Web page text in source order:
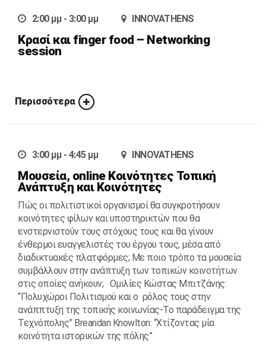
2:00 μμ - 3:00 μμ INNOVATHENS
Κρασί και finger food – Networking
session
Περισσότερα
3:00 μμ - 4:45 μμ INNOVATHENS
Μουσεία, online Κοινότητες Τοπική
Ανάπτυξη και Κοινότητες
Πώς οι πολιτιστικοί οργανισμοί θα συγκροτήσουν
κοινότητες φίλων και υποστηρικτών που θα
ενστερνιστούν τους στόχους τους και θα γίνουν
ένθερμοι ευαγγελιστές του έργου τους, μέσα από
διαδικτυακές πλατφόρμες; Με ποιο τρόπο τα μουσεία
συμβάλλουν στην ανάπτυξη των τοπικών κοινοτήτων
στις οποίες ανήκουν; Ομιλίες Κώστας Μπιτζάνης:
“Πολυχώροι Πολιτισμού και ο ρόλος τους στην
ανάππτυξη της τοπικής κοινωνίας-Το παράδειγμα της
Τεχνόπολης” Breandan Knowlton: “Χτίζοντας μία
κοινότητα ιστορικών της πόλης”